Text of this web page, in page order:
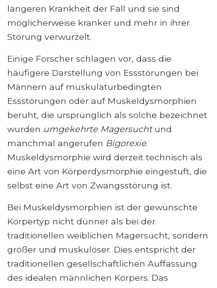
längeren Krankheit der Fall und sie sind
möglicherweise kranker und mehr in ihrer
Störung verwurzelt.
Einige Forscher schlagen vor, dass die
häufigere Darstellung von Essstörungen bei
Männern auf muskulaturbedingten
Essstörungen oder auf Muskeldysmorphien
beruht, die ursprünglich als solche bezeichnet
wurden umgekehrte Magersuchtund
manchmal angerufen Bigorexie.
Muskeldysmorphie wird derzeit technisch als
eine Art von Körperdysmorphie eingestuft, die
selbst eine Art von Zwangsstörung ist.
Bei Muskeldysmorphien ist der gewünschte
Körpertyp nicht dünner als bei der
traditionellen weiblichen Magersucht, sondern
größer und muskulöser. Dies entspricht der
traditionellen gesellschaftlichen Auffassung
des idealen männlichen Körpers. Das